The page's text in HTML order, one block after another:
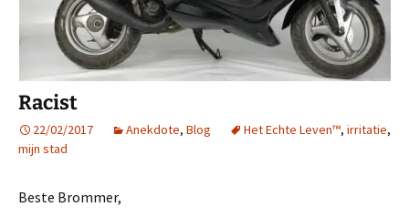
Racist
22/02/2017 Anekdote, Blog Het Echte Leven™, irritatie,
mijn stad
Beste Brommer,